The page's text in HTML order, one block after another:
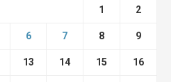
1 2
6 7 8 9
13 14 15 16